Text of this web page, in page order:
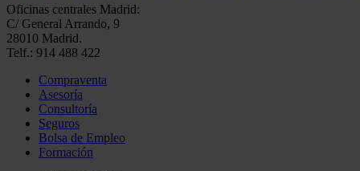
Oficinas centrales Madrid:
C/ General Arrando, 9
28010 Madrid.
Telf.: 914 488 422
Compraventa
Asesoría
Consultoría
Seguros
Bolsa de Empleo
Formación